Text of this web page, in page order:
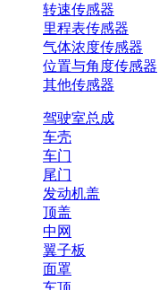
转速传感器
里程表传感器
气体浓度传感器
位置与角度传感器
其他传感器
驾驶室总成
车壳
车门
尾门
发动机盖
顶盖
中网
翼子板
面罩